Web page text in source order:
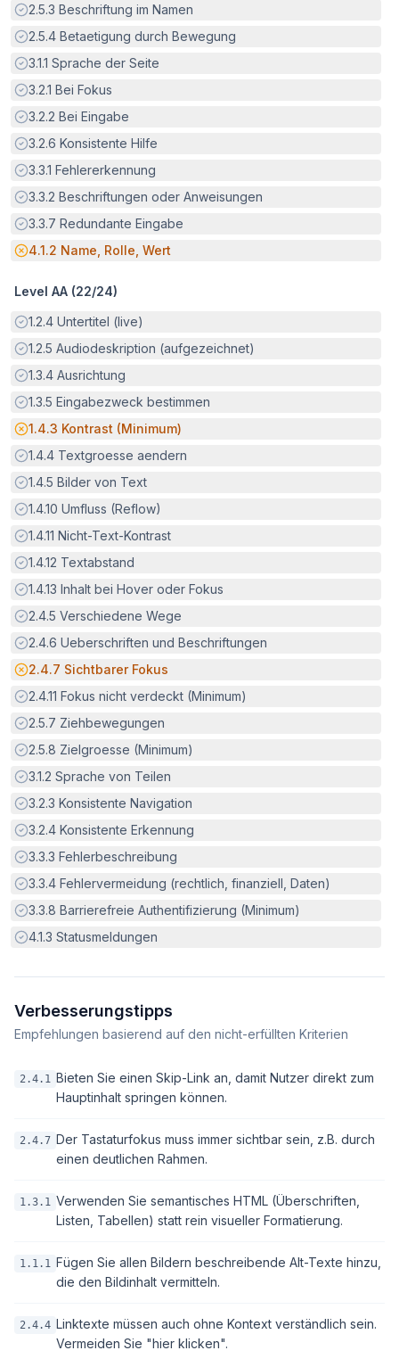
Erfüllt:
2.5.3 Beschriftung im Namen
Erfüllt:
2.5.4 Betaetigung durch Bewegung
Erfüllt:
3.1.1 Sprache der Seite
Erfüllt:
3.2.1 Bei Fokus
Erfüllt:
3.2.2 Bei Eingabe
Erfüllt:
3.2.6 Konsistente Hilfe
Erfüllt:
3.3.1 Fehlererkennung
Erfüllt:
3.3.2 Beschriftungen oder Anweisungen
Erfüllt:
3.3.7 Redundante Eingabe
Potenzielle Barriere:
4.1.2 Name, Rolle, Wert
Level AA (22/24)
Erfüllt:
1.2.4 Untertitel (live)
Erfüllt:
1.2.5 Audiodeskription (aufgezeichnet)
Erfüllt:
1.3.4 Ausrichtung
Erfüllt:
1.3.5 Eingabezweck bestimmen
Potenzielle Barriere:
1.4.3 Kontrast (Minimum)
Erfüllt:
1.4.4 Textgroesse aendern
Erfüllt:
1.4.5 Bilder von Text
Erfüllt:
1.4.10 Umfluss (Reflow)
Erfüllt:
1.4.11 Nicht-Text-Kontrast
Erfüllt:
1.4.12 Textabstand
Erfüllt:
1.4.13 Inhalt bei Hover oder Fokus
Erfüllt:
2.4.5 Verschiedene Wege
Erfüllt:
2.4.6 Ueberschriften und Beschriftungen
Potenzielle Barriere:
2.4.7 Sichtbarer Fokus
Erfüllt:
2.4.11 Fokus nicht verdeckt (Minimum)
Erfüllt:
2.5.7 Ziehbewegungen
Erfüllt:
2.5.8 Zielgroesse (Minimum)
Erfüllt:
3.1.2 Sprache von Teilen
Erfüllt:
3.2.3 Konsistente Navigation
Erfüllt:
3.2.4 Konsistente Erkennung
Erfüllt:
3.3.3 Fehlerbeschreibung
Erfüllt:
3.3.4 Fehlervermeidung (rechtlich, finanziell, Daten)
Erfüllt:
3.3.8 Barrierefreie Authentifizierung (Minimum)
Erfüllt:
4.1.3 Statusmeldungen
Verbesserungstipps
Empfehlungen basierend auf den nicht-erfüllten Kriterien
2.4.1 Bieten Sie einen Skip-Link an, damit Nutzer direkt zum
Hauptinhalt springen können.
2.4.7 Der Tastaturfokus muss immer sichtbar sein, z.B. durch
einen deutlichen Rahmen.
1.3.1 Verwenden Sie semantisches HTML (Überschriften,
Listen, Tabellen) statt rein visueller Formatierung.
1.1.1 Fügen Sie allen Bildern beschreibende Alt-Texte hinzu,
die den Bildinhalt vermitteln.
2.4.4 Linktexte müssen auch ohne Kontext verständlich sein.
Vermeiden Sie "hier klicken".